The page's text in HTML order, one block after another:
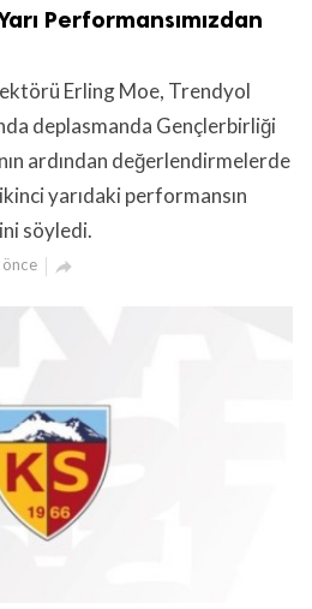
Performansımızdan
Erling Moe, Trendyol
deplasmanda Gençlerbirliği
ardından değerlendirmelerde
yarıdaki performansın
söyledi.
önce 